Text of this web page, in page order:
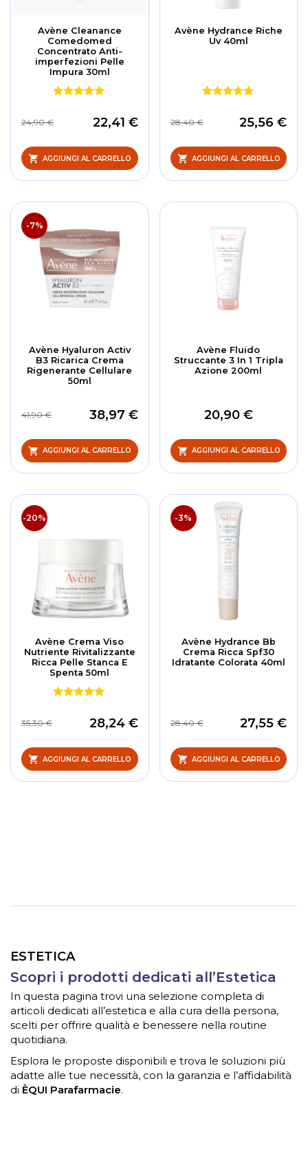
Avène Cleanance
Comedomed
Concentrato Anti-
imperfezioni Pelle
Impura 30ml
22,41 €
24,90 €
AGGIUNGI AL CARRELLO
Avène Hydrance Riche
Uv 40ml
25,56 €
28,40 €
AGGIUNGI AL CARRELLO
-7%
Avène Hyaluron Activ
B3 Ricarica Crema
Rigenerante Cellulare
50ml
38,97 €
41,90 €
AGGIUNGI AL CARRELLO
Avène Fluido
Struccante 3 In 1 Tripla
Azione 200ml
20,90 €
AGGIUNGI AL CARRELLO
-20%
Avène Crema Viso
Nutriente Rivitalizzante
Ricca Pelle Stanca E
Spenta 50ml
28,24 €
35,30 €
AGGIUNGI AL CARRELLO
-3%
Avène Hydrance Bb
Crema Ricca Spf30
Idratante Colorata 40ml
27,55 €
28,40 €
AGGIUNGI AL CARRELLO
ESTETICA
Scopri i prodotti dedicati all’Estetica
In questa pagina trovi una selezione completa di
articoli dedicati all’estetica e alla cura della persona,
scelti per offrire qualità e benessere nella routine
quotidiana.
Esplora le proposte disponibili e trova le soluzioni più
adatte alle tue necessità, con la garanzia e l’affidabilità
di ÈQUI Parafarmacie.